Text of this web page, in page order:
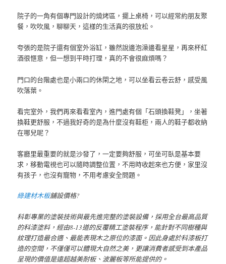
院子的一角有個專門設計的燒烤區，擺上桌椅，可以經常約朋友聚
餐，吹吹風，聊聊天，這樣的生活真的很放松。
夸張的是院子還有個室外浴缸，雖然說邊泡澡邊看星星，再來杯紅
酒很愜意，但一想到平時打理，真的不會很麻煩嗎？
門口的台階處也是小兩口的休閑之地，可以坐看云卷云舒，感受風
吹落葉。
看完室外，我們再來看看室內，進門處有個「石頭換鞋凳」，坐著
換鞋更舒服，不過我好奇的是為什麼沒有鞋柜，兩人的鞋子都收納
在哪兒呢？
客廳里最重要的就是沙發了，一定要夠舒服，可坐可臥是基本要
求，移動電視也可以隨時調整位置，不用時收起來也方便，家里沒
有孩子，也沒有寵物，不用考慮安全問題。
綠建材木板舖設價格?
科彰專業的塗裝技術與最先進完整的塗裝設備，採用全台最高品質
的科漆塗料，經由8-13道的反覆精工塗裝程序，能針對不同樹種與
紋理打造最合適、最能表現木之原位的漆面。因此身處於科漆板打
造的空間，不僅僅可以體現大自然之美，更讓消費者感受到本產品
呈現的價值是遠超越美耐板、波麗板等所能提供的。